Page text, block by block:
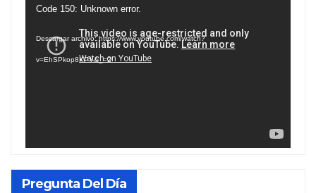
Reproductor
vídeo
Code 150: Unknown error.
Descargar archivo: https://www.youtube.com/watch?
v=EhSPkop8KPY&_=2
Pregunta Del Día